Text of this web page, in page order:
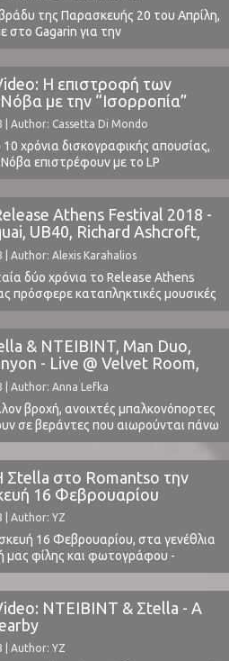
της Παρασκευής 20 του Απρίλη,
στο Gagarin για την
συναυλία του Βέλγου
απ' τους δικούς μας
Lions, μια μπάντα που νιώθω ότι
αρκετά. Έχοντας φτάσει
πήραμε ότι χρειαζόμασταν και
να βολευτούμε μέχρι να αρχίσει η
...
H επιστροφή των
με την “Ισορροπία”
| Author: Cassetta Di Mondo
χρόνια δισκογραφικής απουσίας,
Νόβα επιστρέφουν με το LP
μέρος του οποίου μας συστήθηκε
“Ισορροπία” που κυκλοφόρησε
ντουέτο των Μιχάλη Δέλτα
με τους “Τετράγωνο 19” και
μεταξύ άλλων projects και ένα
την Glasgow Underground) και
...
Athens Festival 2018 -
UB40, Richard Ashcroft,
| Author: Alexis Karahalios
δύο χρόνια το Release Athens
πρόσφερε καταπληκτικές μουσικές
σπουδαία ονόματα της
μουσικής βιομηχανίας, όπως οι
Beirut και η PJ Harvey.Φέτος το
στην Πλατεία Νερού,
ως headliners τους Richard Ashcroft,
του ελληνικού κοινού
και τους ...
& NTEIBINT, Man Duo,
- Live @ Velvet Room,
| Author: Anna Lefka
βροχή, ανοιχτές μπαλκονόπορτες
σε βεράντες που αιωρούνται πάνω
τοπία, τόσο κοντά στην διπλανή
που νιώθεις την ανάσα του
γιατί εδώ είμαστε στο κέντρο
και μόνο γραφεία υπάρχουν, τα
αόρατοι, μωσαϊκό στο πάτωμα
από την εκάστοτε
Σtella στο Romantso την
16 Φεβρουαρίου
| Author: YZ
16 Φεβρουαρίου, στα γενέθλια
μας φίλης και φωτογράφου -
Βαγενά, η Σtella επιστρέφει στο
μια εμφάνιση μαζί με Venus
& In Atlas.Ένα χρόνο περίπου μετά
της στο SXSW Festival του Austin,
λίγο καιρό μετά το live της στο Death
NTEIBINT & Σtella - A
| Author: YZ